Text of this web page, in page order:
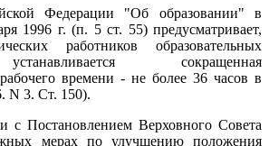
Федерации "Об образовании" в
1996 г. (п. 5 ст. 55) предусматривает,
работников образовательных
сокращенная
времени - не более 36 часов в
N 3. Ст. 150).
с Постановлением Верховного Совета
мерах по улучшению положения